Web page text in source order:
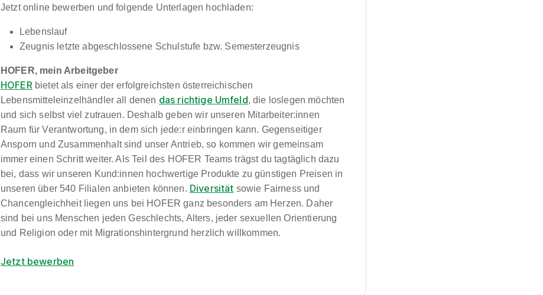
Jetzt online bewerben und folgende Unterlagen hochladen:
Lebenslauf
Zeugnis letzte abgeschlossene Schulstufe bzw. Semesterzeugnis
HOFER, mein Arbeitgeber
HOFER bietet als einer der erfolgreichsten österreichischen
Lebensmitteleinzelhändler all denen das richtige Umfeld, die loslegen möchten
und sich selbst viel zutrauen. Deshalb geben wir unseren Mitarbeiter:innen
Raum für Verantwortung, in dem sich jede:r einbringen kann. Gegenseitiger
Ansporn und Zusammenhalt sind unser Antrieb, so kommen wir gemeinsam
immer einen Schritt weiter. Als Teil des HOFER Teams trägst du tagtäglich dazu
bei, dass wir unseren Kund:innen hochwertige Produkte zu günstigen Preisen in
unseren über 540 Filialen anbieten können. Diversität sowie Fairness und
Chancengleichheit liegen uns bei HOFER ganz besonders am Herzen. Daher
sind bei uns Menschen jeden Geschlechts, Alters, jeder sexuellen Orientierung
und Religion oder mit Migrationshintergrund herzlich willkommen.
Jetzt bewerben